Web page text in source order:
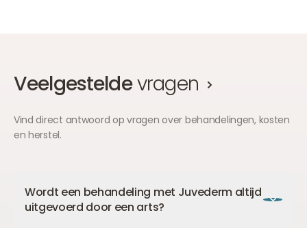
Veelgesteldevragen
Vind direct antwoord op vragen over behandelingen, kosten
en herstel.
Wordt een behandeling met Juvederm altijd
uitgevoerd door een arts?